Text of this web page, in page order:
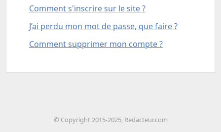
Comment s'inscrire sur le site ?
J’ai perdu mon mot de passe, que faire ?
Comment supprimer mon compte ?
© Copyright 2015-2025, Redacteur.com